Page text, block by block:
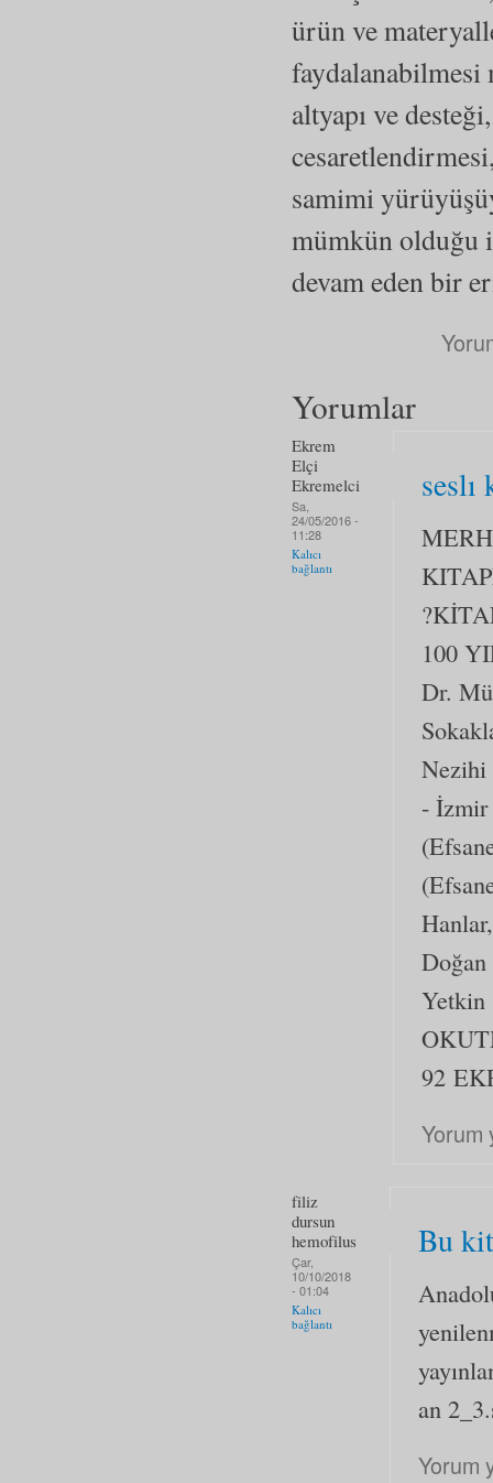
ürün ve
altyapı ve
samimi
mümkün olduğu
devam eden bir
Yorumlar
Ekrem
Elçi
Ekremelci
Sa,
24/05/2016 -
11:28
Kalıcı
bağlantı
seslı
100
Dr.
Nezihi
- İzmir
92
Yorum
filiz
dursun
hemofilus
Çar,
10/10/2018
- 01:04
Kalıcı
bağlantı
Bu
an
Yorum